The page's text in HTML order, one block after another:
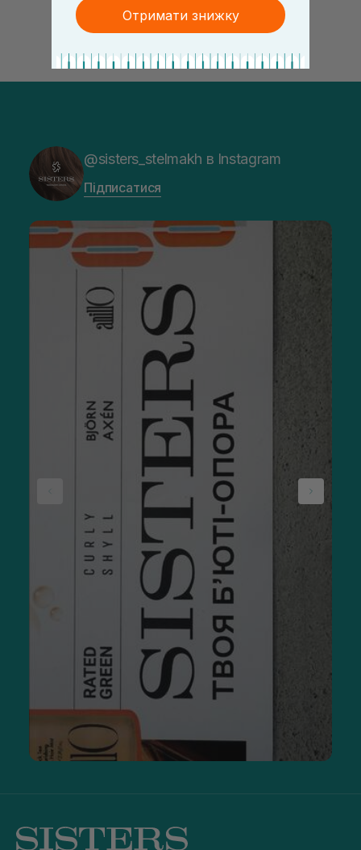
@sisters_stelmakh в Instagram
Підписатися
Отримати знижку